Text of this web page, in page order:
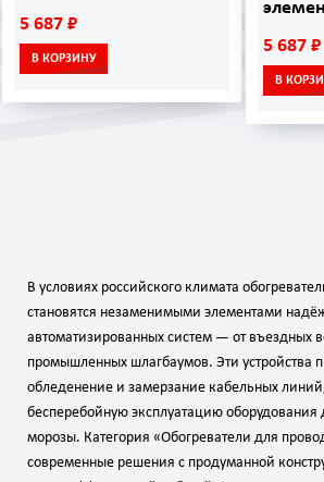
5 687 ₽
В КОРЗИНУ
5 687 ₽
В
В условиях российского климата
становятся незаменимыми элементами
автоматизированных систем — от въездных
промышленных шлагбаумов. Эти устройства
обледенение и замерзание кабельных
бесперебойную эксплуатацию
морозы. Категория «Обогреватели для
современные решения с продуманной